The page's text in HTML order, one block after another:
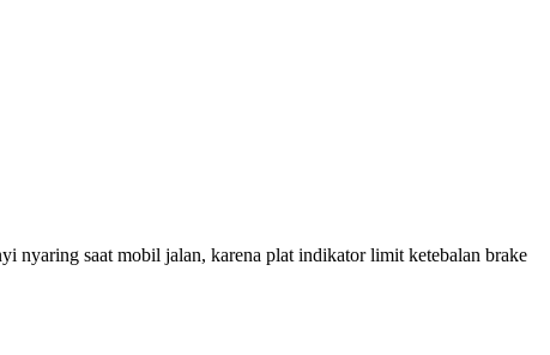
nyaring saat mobil jalan, karena plat indikator limit ketebalan brake